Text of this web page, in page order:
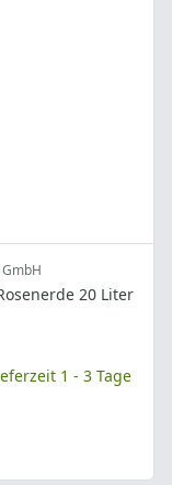
20 Liter
1 - 3 Tage